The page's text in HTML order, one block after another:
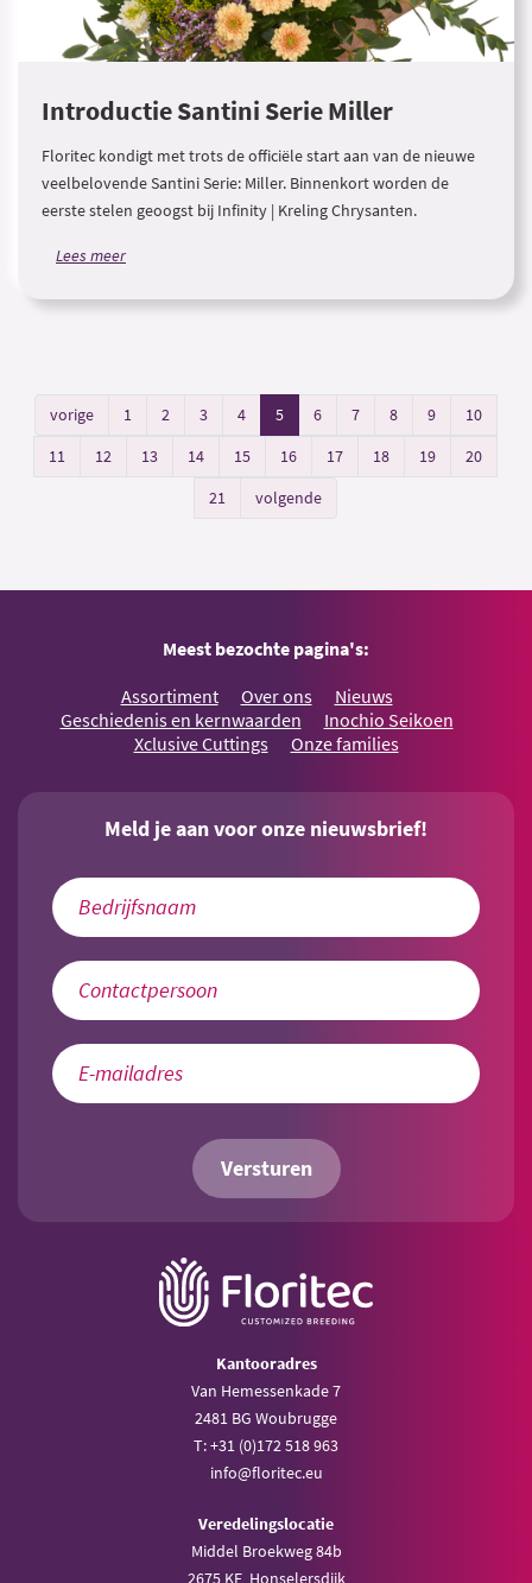
Introductie Santini Serie Miller
Floritec kondigt met trots de officiële start aan van de nieuwe
veelbelovende Santini Serie: Miller. Binnenkort worden de
eerste stelen geoogst bij Infinity | Kreling Chrysanten.
Lees meer
vorige 1 2 3 4 5 6 7 8 9
10
11
12 13 14 15 16 17 18 19
20
21
volgende
Meest bezochte pagina's:
Assortiment Over ons
Nieuws
Geschiedenis en kernwaarden
Inochio Seikoen
Xclusive Cuttings
Onze families
Meld je aan voor onze nieuwsbrief!
Versturen
Kantooradres
Van Hemessenkade 7
2481 BG Woubrugge
T: +31 (0)172 518 963
info@floritec.eu
Veredelingslocatie
Middel Broekweg 84b
2675 KE Honselersdijk